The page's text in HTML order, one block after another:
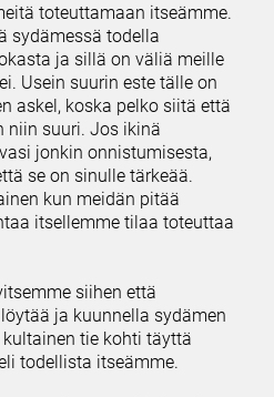
toteuttamaan itseämme.
sydämessä todella
ja sillä on väliä meille
Usein suurin este tälle on
askel, koska pelko siitä että
niin suuri. Jos ikinä
jonkin onnistumisesta,
se on sinulle tärkeää.
kun meidän pitää
itsellemme tilaa toteuttaa
siihen että
ja kuunnella sydämen
tie kohti täyttä
todellista itseämme.